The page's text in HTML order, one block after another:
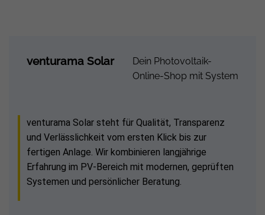
venturama Solar
Dein Photovoltaik-
Online-Shop mit System
venturama Solar steht für Qualität, Transparenz
und Verlässlichkeit vom ersten Klick bis zur
fertigen Anlage. Wir kombinieren langjährige
Erfahrung im PV-Bereich mit modernen, geprüften
Systemen und persönlicher Beratung.